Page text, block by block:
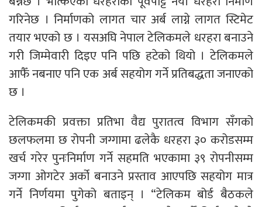
गरिनेछ । निर्माणको लागत चार अर्ब लाग्ने लागत स्टिमेट
तयार भएको छ । यसअघि नेपाल टेलिकमले धरहरा बनाउने
गरी जिम्मेवारी दिइए पनि पछि हटेको थियो । टेलिकमले
आफैँ नबनाए पनि एक अर्ब सहयोग गर्ने प्रतिबद्धता जनाएको
छ ।
टेलिकमकी प्रवक्ता प्रतिभा वैद्य पुरातत्व विभाग सँगको
छलफलमा छ रोपनी जग्गामा ढलेकै धरहरा ३० करोडसम्म
खर्च गरेर पुनःनिर्माण गर्ने सहमति भएकामा ३९ रोपनीसम्म
जग्गा ओगटेर अर्को बनाउने प्रस्ताव आएपछि सहयोग मात्र
गर्ने निर्णयमा पुगेको बताइन् । “टेलिकम बोर्ड बैठकले